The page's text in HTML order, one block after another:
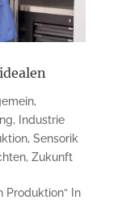
,
,
Industrie
, Sensorik
, Zukunft
Produktion“ In